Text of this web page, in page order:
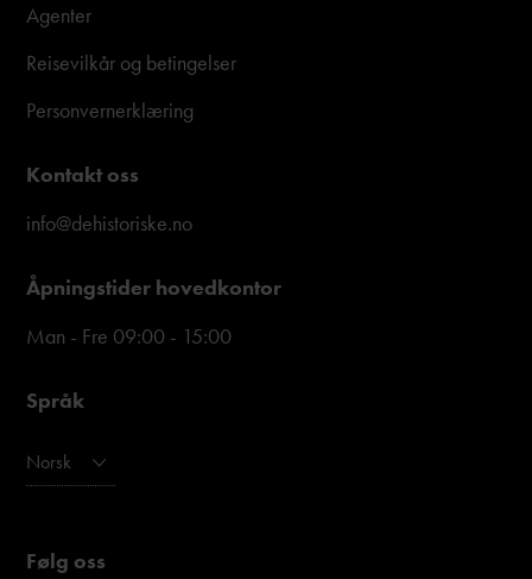
Agenter
Reisevilkår og betingelser
Personvernerklæring
Kontakt oss
info@dehistoriske.no
Åpningstider hovedkontor
Man - Fre 09:00 - 15:00
Språk
Norsk
Følg oss